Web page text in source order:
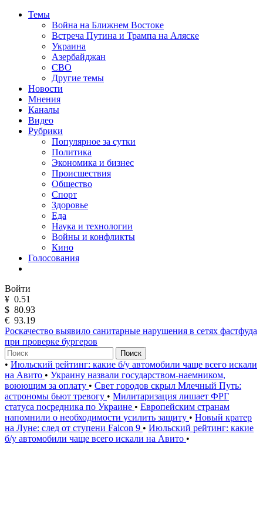
Темы
Война на Ближнем Востоке
Встреча Путина и Трампа на Аляске
Украина
Азербайджан
СВО
Другие темы
Новости
Мнения
Каналы
Видео
Рубрики
Популярное за сутки
Политика
Экономика и бизнес
Происшествия
Общество
Спорт
Здоровье
Еда
Наука и технологии
Войны и конфликты
Кино
Голосования
Войти
¥ 0.51
$ 80.93
€ 93.19
Роскачество выявило санитарные нарушения в сетях фастфуда
при проверке бургеров
Поиск
• Июльский рейтинг: какие б/у автомобили чаще всего искали
на Авито • Украину назвали государством-наемником,
воюющим за оплату • Свет городов скрыл Млечный Путь:
астрономы бьют тревогу • Милитаризация лишает ФРГ
статуса посредника по Украине • Европейским странам
напомнили о необходимости усилить защиту • Новый кратер
на Луне: след от ступени Falcon 9 • Июльский рейтинг: какие
б/у автомобили чаще всего искали на Авито •